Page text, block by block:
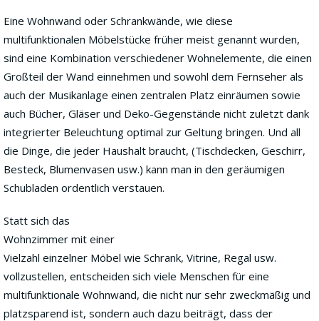
Eine Wohnwand oder Schrankwände, wie diese
multifunktionalen Möbelstücke früher meist genannt wurden,
sind eine Kombination verschiedener Wohnelemente, die einen
Großteil der Wand einnehmen und sowohl dem Fernseher als
auch der Musikanlage einen zentralen Platz einräumen sowie
auch Bücher, Gläser und Deko-Gegenstände nicht zuletzt dank
integrierter Beleuchtung optimal zur Geltung bringen. Und all
die Dinge, die jeder Haushalt braucht, (Tischdecken, Geschirr,
Besteck, Blumenvasen usw.) kann man in den geräumigen
Schubladen ordentlich verstauen.
Statt sich das
Wohnzimmer mit einer
Vielzahl einzelner Möbel wie Schrank, Vitrine, Regal usw.
vollzustellen, entscheiden sich viele Menschen für eine
multifunktionale Wohnwand, die nicht nur sehr zweckmäßig und
platzsparend ist, sondern auch dazu beiträgt, dass der